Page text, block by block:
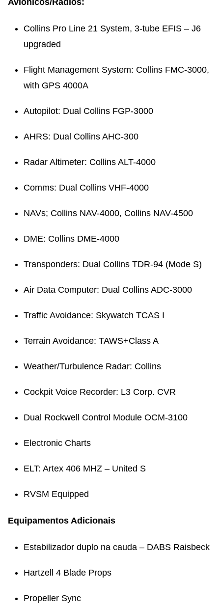
Collins Pro Line 21 System, 3-tube EFIS – J6
upgraded
Flight Management System: Collins FMC-3000,
with GPS 4000A
Autopilot: Dual Collins FGP-3000
AHRS: Dual Collins AHC-300
Radar Altimeter: Collins ALT-4000
Comms: Dual Collins VHF-4000
NAVs; Collins NAV-4000, Collins NAV-4500
DME: Collins DME-4000
Transponders: Dual Collins TDR-94 (Mode S)
Air Data Computer: Dual Collins ADC-3000
Traffic Avoidance: Skywatch TCAS I
Terrain Avoidance: TAWS+Class A
Weather/Turbulence Radar: Collins
Cockpit Voice Recorder: L3 Corp. CVR
Dual Rockwell Control Module OCM-3100
Electronic Charts
ELT: Artex 406 MHZ – United S
RVSM Equipped
Equipamentos Adicionais
Estabilizador duplo na cauda – DABS Raisbeck
Hartzell 4 Blade Props
Propeller Sync